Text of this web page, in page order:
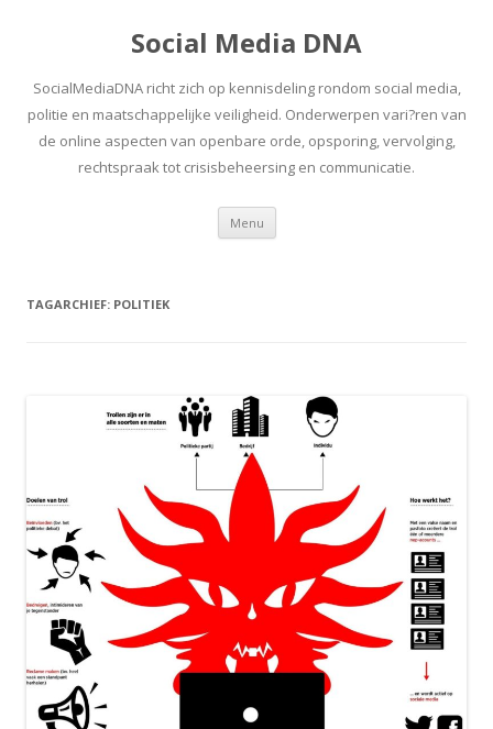
Social Media DNA
SocialMediaDNA richt zich op kennisdeling rondom social media,
politie en maatschappelijke veiligheid. Onderwerpen vari?ren van
de online aspecten van openbare orde, opsporing, vervolging,
rechtspraak tot crisisbeheersing en communicatie.
Menu Spring
inhoud
TAGARCHIEF: POLITIEK